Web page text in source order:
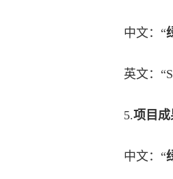
中文：“
英文：
5.项目
中文：“